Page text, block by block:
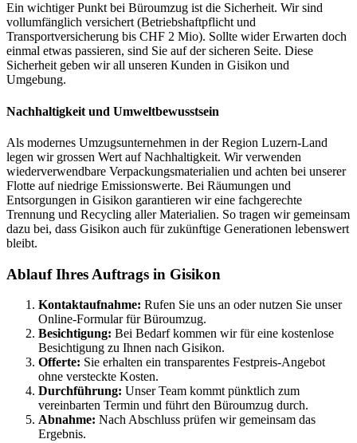
Ein wichtiger Punkt bei Büroumzug ist die Sicherheit. Wir sind
vollumfänglich versichert (Betriebshaftpflicht und
Transportversicherung bis CHF 2 Mio). Sollte wider Erwarten doch
einmal etwas passieren, sind Sie auf der sicheren Seite. Diese
Sicherheit geben wir all unseren Kunden in Gisikon und
Umgebung.
Nachhaltigkeit und Umweltbewusstsein
Als modernes Umzugsunternehmen in der Region Luzern-Land
legen wir grossen Wert auf Nachhaltigkeit. Wir verwenden
wiederverwendbare Verpackungsmaterialien und achten bei unserer
Flotte auf niedrige Emissionswerte. Bei Räumungen und
Entsorgungen in Gisikon garantieren wir eine fachgerechte
Trennung und Recycling aller Materialien. So tragen wir gemeinsam
dazu bei, dass Gisikon auch für zukünftige Generationen lebenswert
bleibt.
Ablauf Ihres Auftrags in Gisikon
Kontaktaufnahme: Rufen Sie uns an oder nutzen Sie unser
Online-Formular für Büroumzug.
Besichtigung: Bei Bedarf kommen wir für eine kostenlose
Besichtigung zu Ihnen nach Gisikon.
Offerte: Sie erhalten ein transparentes Festpreis-Angebot
ohne versteckte Kosten.
Durchführung: Unser Team kommt pünktlich zum
vereinbarten Termin und führt den Büroumzug durch.
Abnahme: Nach Abschluss prüfen wir gemeinsam das
Ergebnis.